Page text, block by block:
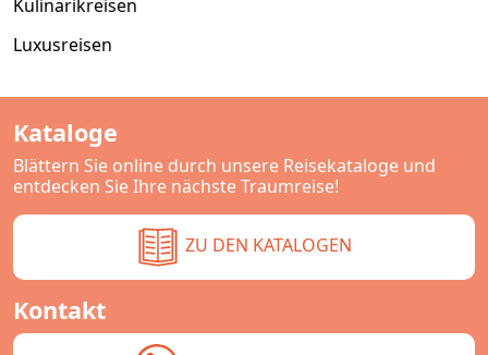
Kulinarikreisen
Luxusreisen
Kataloge
Blättern Sie online durch unsere Reisekataloge und
entdecken Sie Ihre nächste Traumreise!
ZU DEN KATALOGEN
Kontakt